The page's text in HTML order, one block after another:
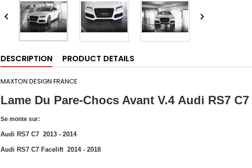
 
DESCRIPTION PRODUCT DETAILS
MAXTON DESIGN FRANCE
Lame Du Pare-Chocs Avant V.4 Audi RS7 C7
Se monte sur:
Audi RS7 C7 2013 - 2014
Audi RS7 C7 Facelift 2014 - 2018